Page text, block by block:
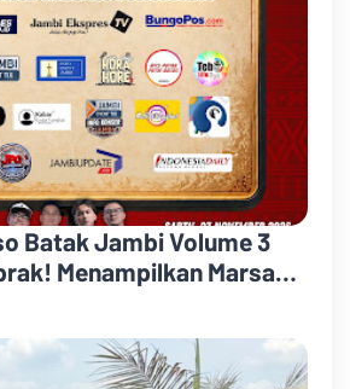
Batak Jambi Volume 3
Menampilkan Marsada
Foundation, Rap Trio